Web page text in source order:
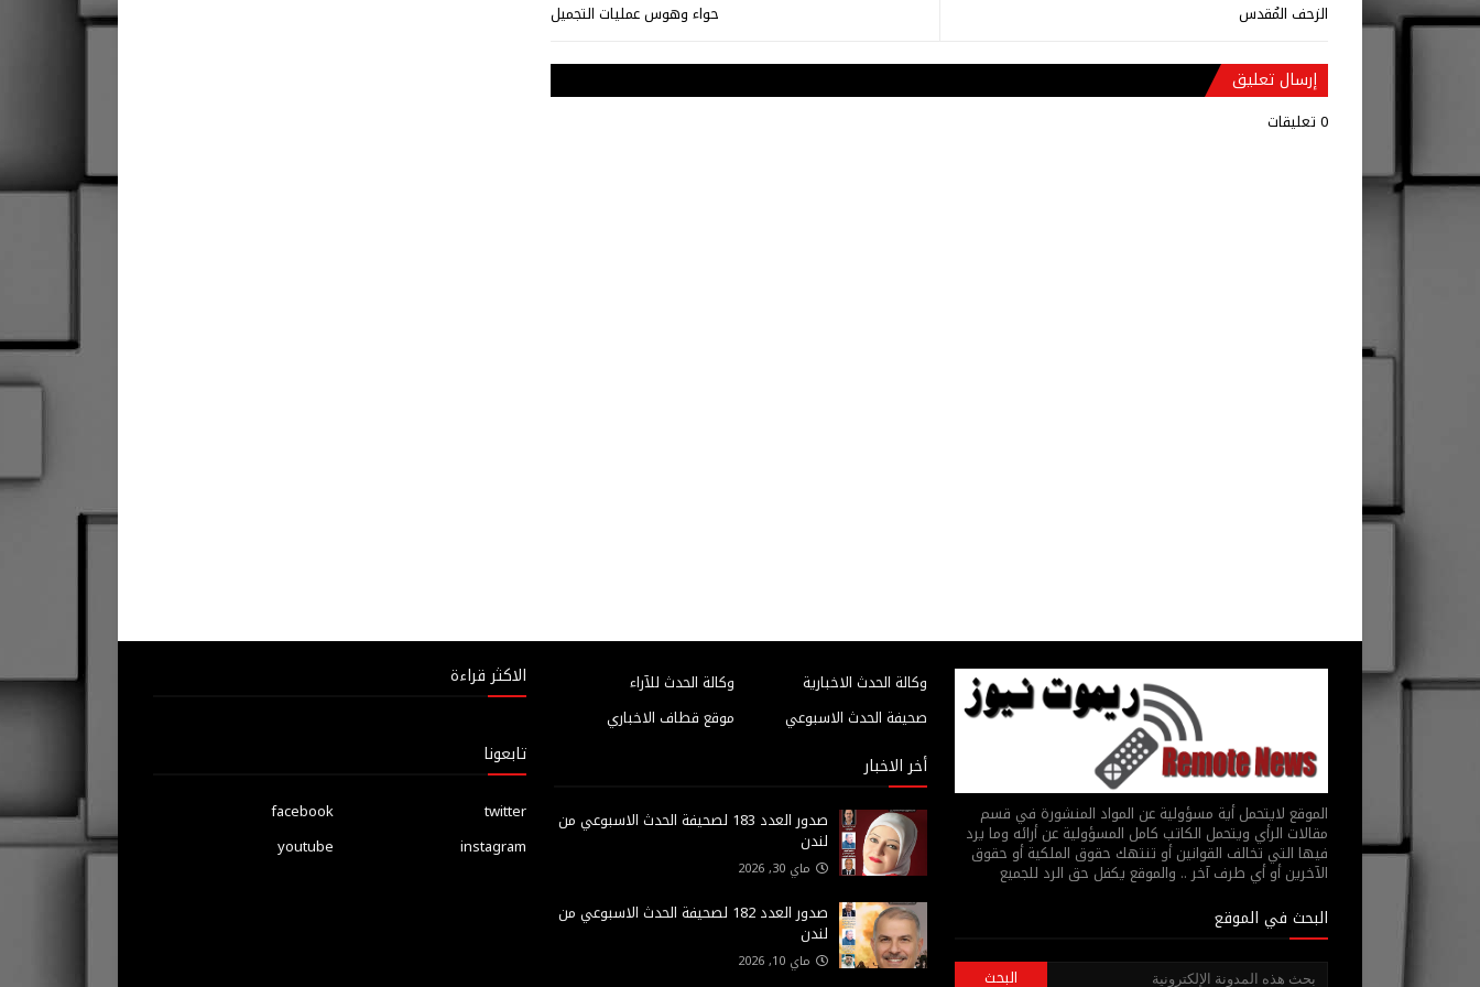
حواء وهوس عمليات التجميل الزحف المُقدس
إرسال تعليق
0 تعليقات
الموقع لايتحمل أية مسؤولية عن المواد المنشورة في قسم
مقالات الرأي ويتحمل الكاتب كامل المسؤولية عن أرائه وما يرد
فيها التي تخالف القوانين أو تنتهك حقوق الملكية أو حقوق
الآخرين أو أي طرف آخر .. والموقع يكفل حق الرد للجميع
البحث في الموقع
وكالة الحدث للآراء
وكالة الحدث الاخبارية
موقع قطاف الاخباري
صحيفة الحدث الاسبوعي
أخر الاخبار
صدور العدد 183 لصحيفة الحدث الاسبوعي من
لندن
ماي 30, 2026
صدور العدد 182 لصحيفة الحدث الاسبوعي من
لندن
ماي 10, 2026
الاكثر قراءة
تابعونا
facebook
twitter
youtube
instagram